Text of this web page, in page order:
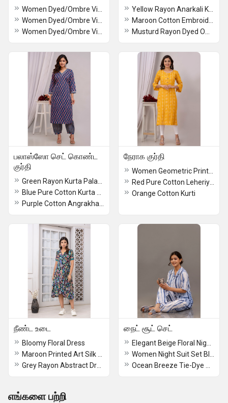
பலாஸ்ஸோ செட் கொண்ட
குர்தி
நேராக குர்தி
Orange Cotton Kurti
நீண்ட உடை
Bloomy Floral Dress
நைட் சூட் செட்
எங்களை பற்றி